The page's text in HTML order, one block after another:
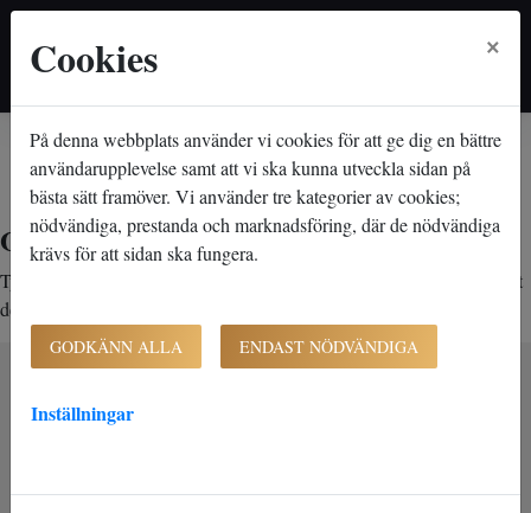
Hem Lediga lägenheter Objektsdetalj
Objektsdetalj
Objektet kan ej visas
Tyvärr kan inte objektet du efterfrågade visas. Det kan t.ex. bero på att
det inte längre finns tillgängligt att söka.
281 43 Hässleholm
Cookies ×
På denna webbplats använder vi cookies för att ge dig en bättre
användarupplevelse samt att vi ska kunna utveckla sidan på
bästa sätt framöver. Vi använder tre kategorier av cookies;
nödvändiga, prestanda och marknadsföring, där de nödvändiga
krävs för att sidan ska fungera.
GODKÄNN ALLA ENDAST NÖDVÄNDIGA
Inställningar